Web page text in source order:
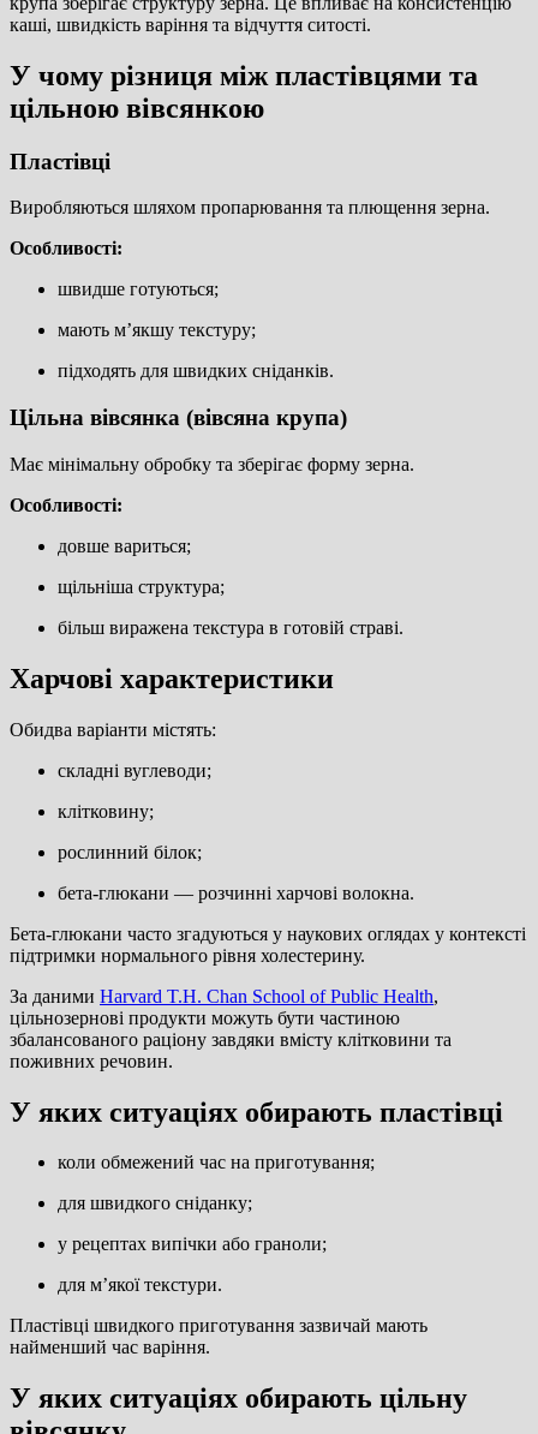
каші, швидкість варіння та відчуття ситості.
У чому різниця між пластівцями та
цільною вівсянкою
Пластівці
Виробляються шляхом пропарювання та плющення зерна.
Особливості:
швидше готуються;
мають м’якшу текстуру;
підходять для швидких сніданків.
Цільна вівсянка (вівсяна крупа)
Має мінімальну обробку та зберігає форму зерна.
Особливості:
довше вариться;
щільніша структура;
більш виражена текстура в готовій страві.
Харчові характеристики
Обидва варіанти містять:
складні вуглеводи;
клітковину;
рослинний білок;
бета-глюкани — розчинні харчові волокна.
Бета-глюкани часто згадуються у наукових оглядах у контексті
підтримки нормального рівня холестерину.
За даними Harvard T.H. Chan School of Public Health,
цільнозернові продукти можуть бути частиною
збалансованого раціону завдяки вмісту клітковини та
поживних речовин.
У яких ситуаціях обирають пластівці
коли обмежений час на приготування;
для швидкого сніданку;
у рецептах випічки або граноли;
для м’якої текстури.
Пластівці швидкого приготування зазвичай мають
найменший час варіння.
У яких ситуаціях обирають цільну